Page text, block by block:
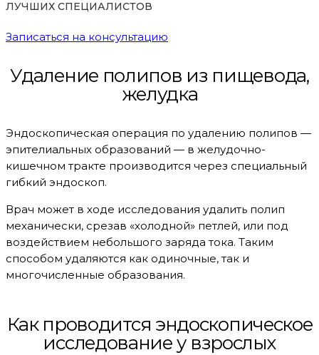
ЛУЧШИХ СПЕЦИАЛИСТОВ
Записаться на консультацию
Удаление полипов из пищевода,
желудка
Эндоскопическая операция по удалению полипов —
эпителиальных образований — в желудочно-
кишечном тракте производится через специальный
гибкий эндоскоп.
Врач может в ходе исследования удалить полип
механически, срезав «холодной» петлей, или под
воздействием небольшого заряда тока. Таким
способом удаляются как одиночные, так и
многочисленные образования.
Как проводится эндоскопическое
исследование у взрослых